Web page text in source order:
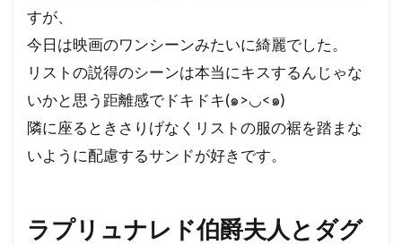
すが、
今日は映画のワンシーンみたいに綺麗でした。
リストの説得のシーンは本当にキスするんじゃな
いかと思う距離感でドキドキ(๑>◡<๑)
隣に座るときさりげなくリストの服の裾を踏まな
いように配慮するサンドが好きです。
ラプリュナレド伯爵夫人とダグ